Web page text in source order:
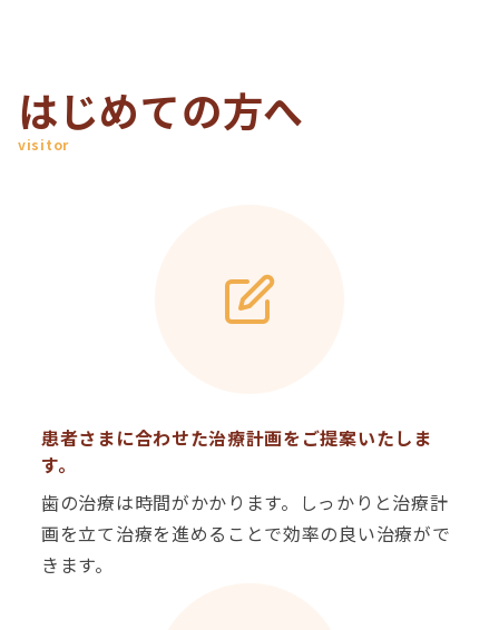
はじめての方へ
visitor
患者さまに合わせた治療計画をご提案いたしま
す。
歯の治療は時間がかかります。しっかりと治療計
画を立て治療を進めることで効率の良い治療がで
きます。